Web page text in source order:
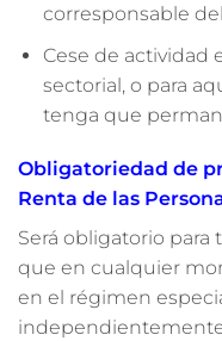
corresponsable
Cese de actividad
sectorial, o para
tenga que
Obligatoriedad de
Renta de las
Será obligatorio para
que en cualquier
en el régimen